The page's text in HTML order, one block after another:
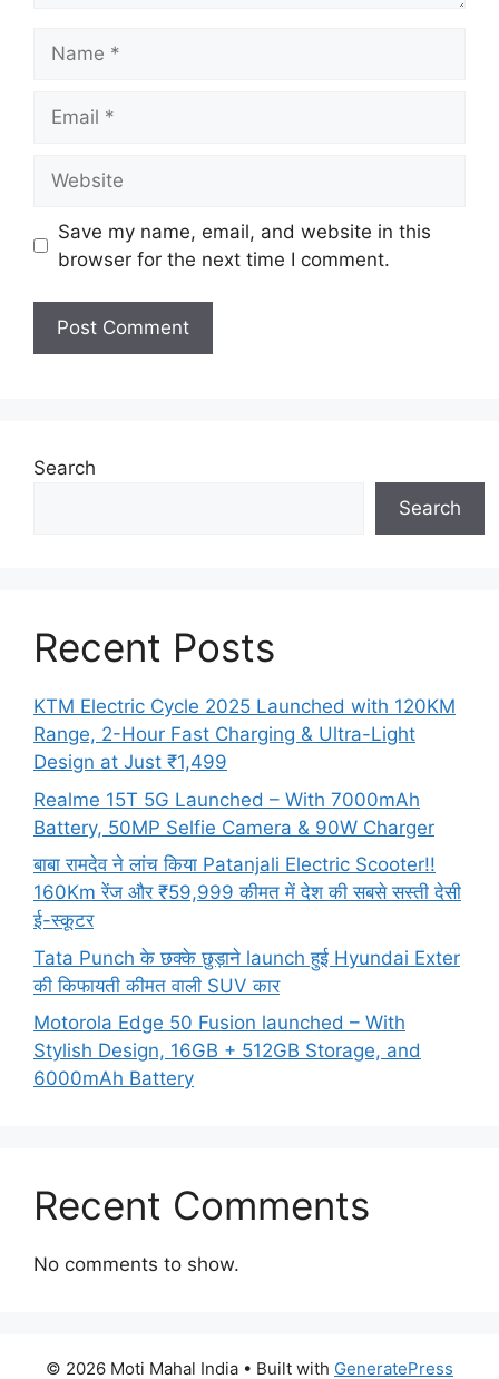
Save my name, email, and website in this
browser for the next time I comment.
Search
Search
Recent Posts
KTM Electric Cycle 2025 Launched with 120KM
Range, 2-Hour Fast Charging & Ultra-Light
Design at Just ₹1,499
Realme 15T 5G Launched – With 7000mAh
Battery, 50MP Selfie Camera & 90W Charger
बाबा रामदेव ने लांच किया Patanjali Electric Scooter!!
160Km रेंज और ₹59,999 कीमत में देश की सबसे सस्ती देसी
ई-स्कूटर
Tata Punch के छक्के छुड़ाने launch हुई Hyundai Exter
की किफायती कीमत वाली SUV कार
Motorola Edge 50 Fusion launched – With
Stylish Design, 16GB + 512GB Storage, and
6000mAh Battery
Recent Comments
No comments to show.
© 2026 Moti Mahal India • Built with GeneratePress